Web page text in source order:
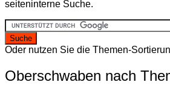
seiteninterne Suche.
Oder nutzen Sie die Themen-
Oberschwaben nach